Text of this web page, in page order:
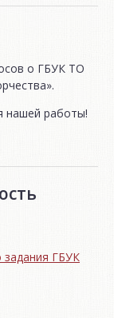
о ГБУК ТО
нашей работы!
задания ГБУК